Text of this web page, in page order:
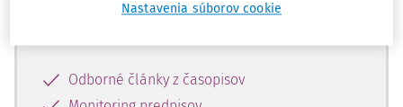
Vďaka registrácii získate prístup aj k
Odborné články z časopisov
Nastavenia súborov cookie